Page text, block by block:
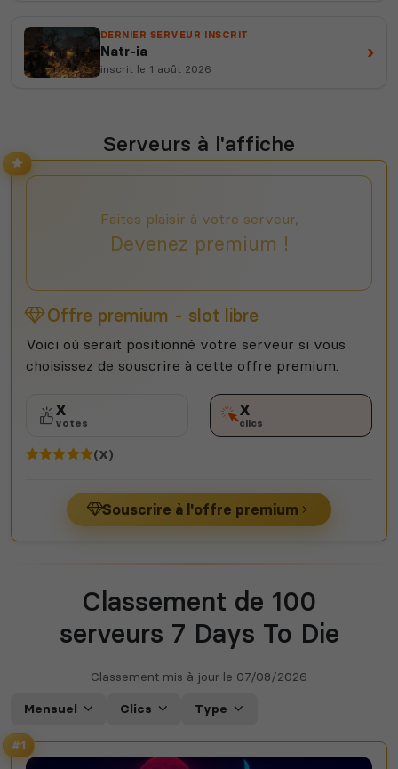
DERNIER SERVEUR INSCRIT
Natr-ia
inscrit le 1 août 2026
›
Serveurs à l'affiche
Faites plaisir à votre serveur,
Devenez premium !
Offre premium - slot libre
Voici où serait positionné votre serveur si vous
choisissez de souscrire à cette offre premium.
X
votes
X
clics
(X)
Souscrire à l'offre premium
Classement de 100
serveurs 7 Days To Die
Classement mis à jour le 07/08/2026
Mensuel Clics Type
#1